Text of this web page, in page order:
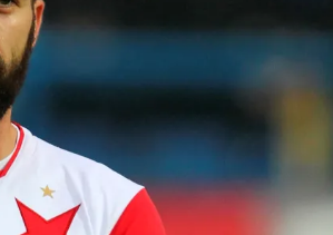
pětiboj
Olympijské hry
Plavání
Veslování
Ostatní